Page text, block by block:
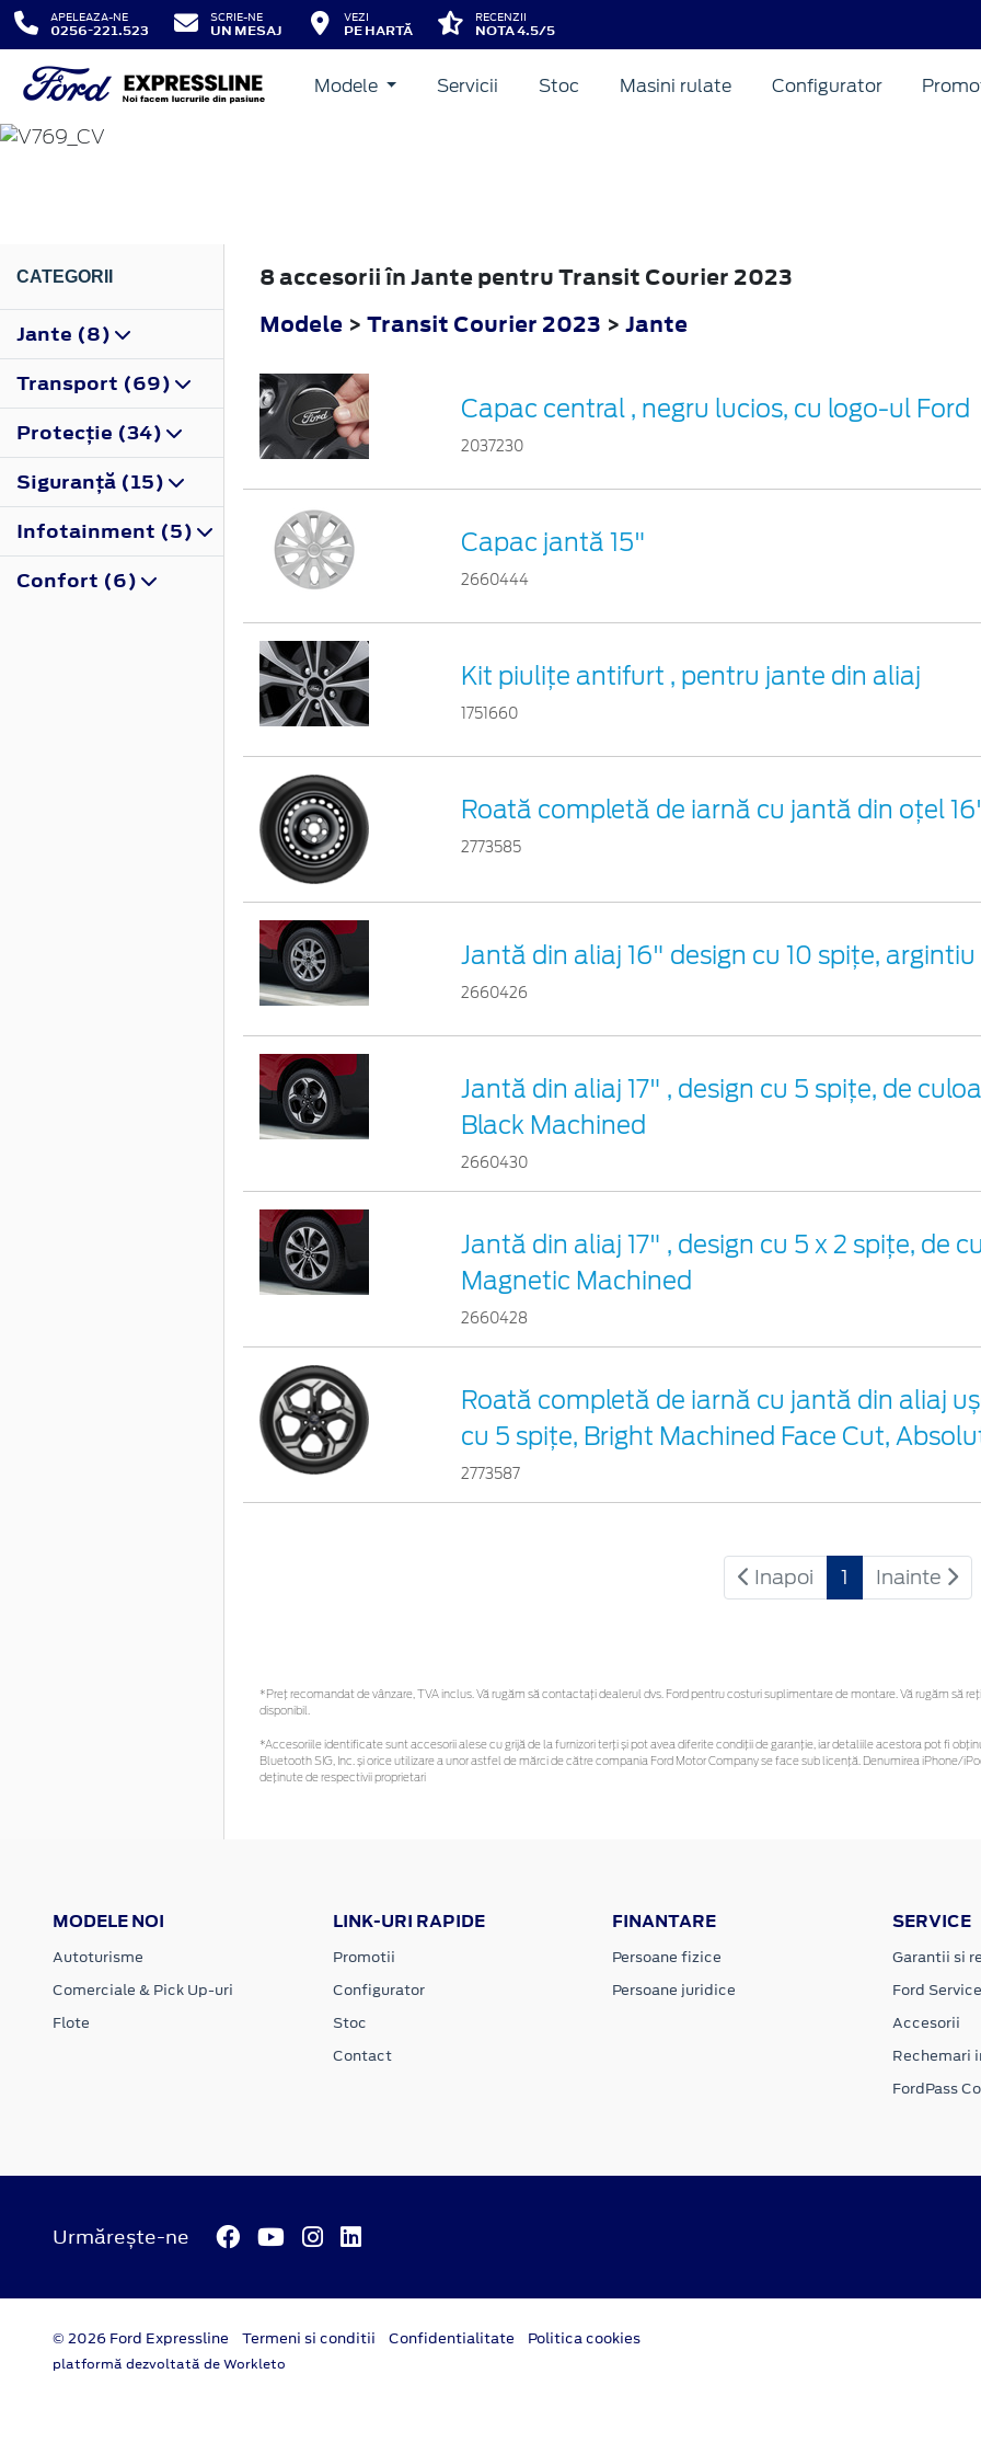
APELEAZA-NE
0256-221.523
SCRIE-NE
UN MESAJ
VEZI
PE HARTĂ
RECENZII
NOTA 4.5/5
Modele Servicii Stoc Masini rulate Configurator
TRANSIT COURIER
CATEGORII
Jante (8)
Transport (69)
Protecţie (34)
Siguranţă (15)
Infotainment (5)
Confort (6)
8 accesorii în Jante pentru Transit Courier 2023
Modele > Transit Courier 2023 > Jante
Capac central , negru lucios, cu logo-ul Ford
2037230
Capac jantă 15"
2660444
Kit piuliţe antifurt , pentru jante din aliaj
1751660
Roată completă de iarnă cu jantă din oțel
2773585
Jantă din aliaj 16" design cu 10 spițe,
2660426
Jantă din aliaj 17" , design cu 5 spițe, de
Black Machined
2660430
Jantă din aliaj 17" , design cu 5 x 2 spițe, de
Magnetic Machined
2660428
Roată completă de iarnă cu jantă din aliaj
cu 5 spițe, Bright Machined Face Cut,
2773587
Inapoi 1 Inainte
*Preţ recomandat de vânzare, TVA inclus. Vă rugăm să contactaţi dealerul dvs. Ford pentru costuri suplimentare de montare. Vă rugăm să
disponibil.
*Accesoriile identificate sunt accesorii alese cu grijă de la furnizori terți și pot avea diferite condiții de garanție, iar detaliile acestora pot fi
Bluetooth SIG, Inc. și orice utilizare a unor astfel de mărci de către compania Ford Motor Company se face sub licență. Denumirea iPhone/
deținute de respectivii proprietari
MODELE NOI
Autoturisme
Comerciale & Pick Up-uri
Flote
LINK-URI RAPIDE
Promotii
Configurator
Stoc
Contact
FINANTARE
Persoane fizice
Persoane juridice
SERVICE
Garantii si
Ford
Accesorii
Rechemari
FordPass
Urmărește-ne
© 2026 Ford Expressline Termeni si conditii Confidentialitate Politica cookies
platformă dezvoltată de Workleto